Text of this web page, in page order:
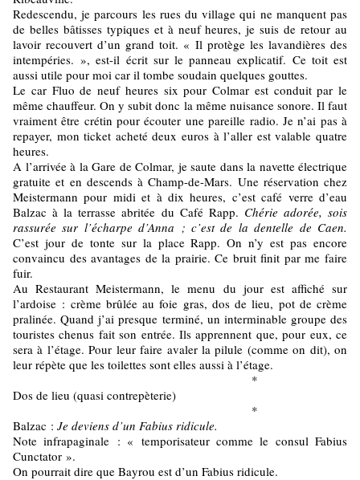
Redescendu, je parcours les rues du village qui ne manquent pas
de belles bâtisses typiques et à neuf heures, je suis de retour au
lavoir recouvert d’un grand toit. « Il protège les lavandières des
intempéries. », est-il écrit sur le panneau explicatif. Ce toit est
aussi utile pour moi car il tombe soudain quelques gouttes.
Le car Fluo de neuf heures six pour Colmar est conduit par le
même chauffeur. On y subit donc la même nuisance sonore. Il faut
vraiment être crétin pour écouter une pareille radio. Je n’ai pas à
repayer, mon ticket acheté deux euros à l’aller est valable quatre
heures.
A l’arrivée à la Gare de Colmar, je saute dans la navette électrique
gratuite et en descends à Champ-de-Mars. Une réservation chez
Meistermann pour midi et à dix heures, c’est café verre d’eau
Balzac à la terrasse abritée du Café Rapp. Chérie adorée, sois
rassurée sur l’écharpe d’Anna ; c’est de la dentelle de Caen.
C’est jour de tonte sur la place Rapp. On n’y est pas encore
convaincu des avantages de la prairie. Ce bruit finit par me faire
fuir.
Au Restaurant Meistermann, le menu du jour est affiché sur
l’ardoise : crème brûlée au foie gras, dos de lieu, pot de crème
pralinée. Quand j’ai presque terminé, un interminable groupe des
touristes chenus fait son entrée. Ils apprennent que, pour eux, ce
sera à l’étage. Pour leur faire avaler la pilule (comme on dit), on
leur répète que les toilettes sont elles aussi à l’étage.
*
Dos de lieu (quasi contrepèterie)
*
Balzac : Je deviens d’un Fabius ridicule.
Note infrapaginale : « temporisateur comme le consul Fabius
Cunctator ».
On pourrait dire que Bayrou est d’un Fabius ridicule.